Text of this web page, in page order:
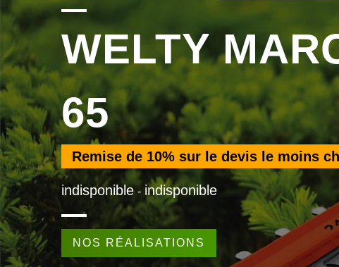
WELTY
65
Remise de 10% sur le devis le moins
indisponible - indisponible
NOS RÉALISATIONS